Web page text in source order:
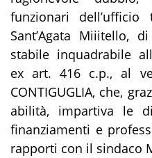
funzionari
Sant’Agata Miiitello, di
stabile inquadrabile
ex art. 416 c.p., al
CONTIGUGLIA, che,
abilità, impartiva le
finanziamenti e
rapporti con il sindaco